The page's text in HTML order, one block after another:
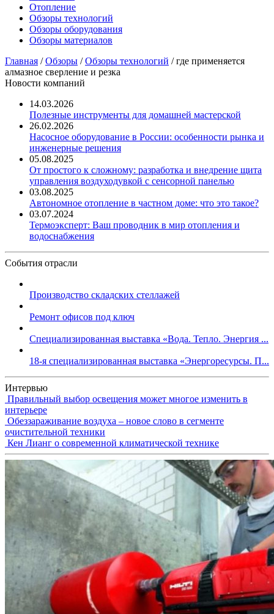
Отопление
Обзоры технологий
Обзоры оборудования
Обзоры материалов
Главная /Обзоры /Обзоры технологий /где применяется
алмазное сверление и резка
Новости компаний
14.03.2026
Полезные инструменты для домашней мастерской
26.02.2026
Насосное оборудование в России: особенности рынка и
инженерные решения
05.08.2025
От простого к сложному: разработка и внедрение щита
управления воздуходувкой с сенсорной панелью
03.08.2025
Автономное отопление в частном доме: что это такое?
03.07.2024
Термоэксперт: Ваш проводник в мир отопления и
водоснабжения
События отрасли
Производство складских стеллажей
Ремонт офисов под ключ
Специализированная выставка «Вода. Тепло. Энергия ...
18-я специализированная выставка «Энергоресурсы. П...
Интервью
Правильный выбор освещения может многое изменить в
интерьере
Обеззараживание воздуха – новое слово в сегменте
очистительной техники
Кен Лианг о современной климатической технике